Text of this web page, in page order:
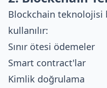
Blockchain teknolojisi
kullanılır:
Sınır ötesi ödemeler
Smart contract'lar
Kimlik doğrulama